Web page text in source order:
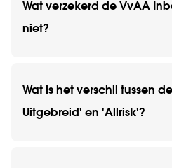
Wat verzekerd de VvAA
niet?
Wat is het verschil tussen
Uitgebreid' en 'Allrisk'?